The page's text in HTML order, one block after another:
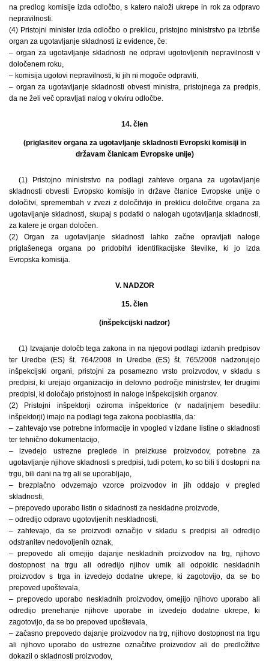
na predlog komisije izda odločbo, s katero naloži ukrepe in rok za odpravo
nepravilnosti.
(4) Pristojni minister izda odločbo o preklicu, pristojno ministrstvo pa izbriše
organ za ugotavljanje skladnosti iz evidence, če:
– organ za ugotavljanje skladnosti ne odpravi ugotovljenih nepravilnosti v
določenem roku,
– komisija ugotovi nepravilnosti, ki jih ni mogoče odpraviti,
– organ za ugotavljanje skladnosti obvesti ministra, pristojnega za predpis,
da ne želi več opravljati nalog v okviru odločbe.
14. člen
(priglasitev organa za ugotavljanje skladnosti Evropski komisiji in
državam članicam Evropske unije)
(1) Pristojno ministrstvo na podlagi zahteve organa za ugotavljanje
skladnosti obvesti Evropsko komisijo in države članice Evropske unije o
določitvi, spremembah v zvezi z določitvijo in preklicu določitve organa za
ugotavljanje skladnosti, skupaj s podatki o nalogah ugotavljanja skladnosti,
za katere je organ določen.
(2) Organ za ugotavljanje skladnosti lahko začne opravljati naloge
priglašenega organa po pridobitvi identifikacijske številke, ki jo izda
Evropska komisija.
V. NADZOR
15. člen
(inšpekcijski nadzor)
(1) Izvajanje določb tega zakona in na njegovi podlagi izdanih predpisov
ter Uredbe (ES) št. 764/2008 in Uredbe (ES) št. 765/2008 nadzorujejo
inšpekcijski organi, pristojni za posamezno vrsto proizvodov, v skladu s
predpisi, ki urejajo organizacijo in delovno področje ministrstev, ter drugimi
predpisi, ki določajo pristojnosti in naloge inšpekcijskih organov.
(2) Pristojni inšpektorji oziroma inšpektorice (v nadaljnjem besedilu:
inšpektorji) imajo na podlagi tega zakona pooblastila, da:
– zahtevajo vse potrebne informacije in vpogled v izdane listine o skladnosti
ter tehnično dokumentacijo,
– izvedejo ustrezne preglede in preizkuse proizvodov, potrebne za
ugotavljanje njihove skladnosti s predpisi, tudi potem, ko so bili ti dostopni na
trgu, bili dani na trg ali se uporabljajo,
– brezplačno odvzemajo vzorce proizvodov in jih oddajo v pregled
skladnosti,
– prepovedo uporabo listin o skladnosti za neskladne proizvode,
– odredijo odpravo ugotovljenih neskladnosti,
– zahtevajo, da se proizvodi označijo v skladu s predpisi ali odredijo
odstranitev nedovoljenih oznak,
– prepovedo ali omejijo dajanje neskladnih proizvodov na trg, njihovo
dostopnost na trgu ali odredijo njihov umik ali odpoklic neskladnih
proizvodov s trga in izvedejo dodatne ukrepe, ki zagotovijo, da se bo
prepoved upoštevala,
– prepovedo uporabo neskladnih proizvodov, omejijo njihovo uporabo ali
odredijo prenehanje njihove uporabe in izvedejo dodatne ukrepe, ki
zagotovijo, da se bo prepoved upoštevala,
– začasno prepovedo dajanje proizvodov na trg, njihovo dostopnost na trgu
ali njihovo uporabo do ustrezne označitve proizvodov ali do predložitve
dokazil o skladnosti proizvodov,